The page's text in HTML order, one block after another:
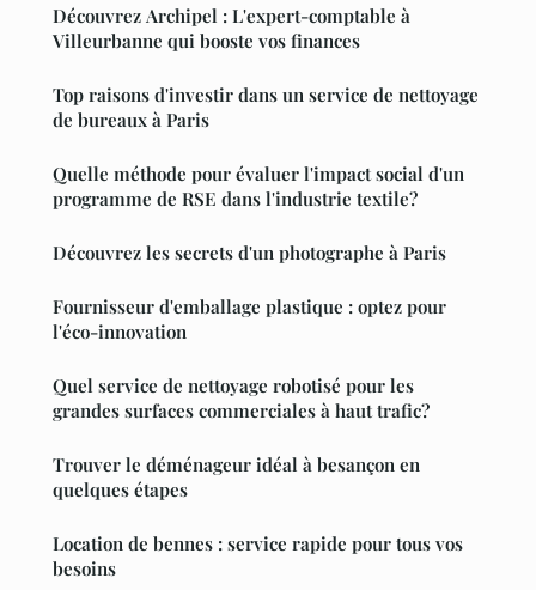
Découvrez Archipel : L'expert-comptable à
Villeurbanne qui booste vos finances
Top raisons d'investir dans un service de nettoyage
de bureaux à Paris
Quelle méthode pour évaluer l'impact social d'un
programme de RSE dans l'industrie textile?
Découvrez les secrets d'un photographe à Paris
Fournisseur d'emballage plastique : optez pour
l'éco-innovation
Quel service de nettoyage robotisé pour les
grandes surfaces commerciales à haut trafic?
Trouver le déménageur idéal à besançon en
quelques étapes
Location de bennes : service rapide pour tous vos
besoins